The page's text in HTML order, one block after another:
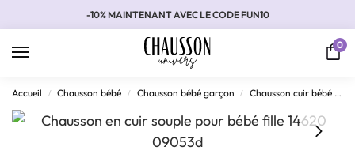
-10% MAINTENANT AVEC LE CODE FUN10
0
Accueil / Chausson bébé / Chausson bébé garçon / Chausson cuir bébé garçon